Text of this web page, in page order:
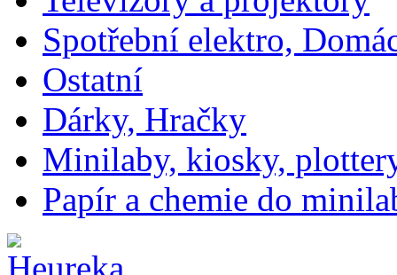
Spotřební elektro,
Ostatní
Dárky, Hračky
Minilaby, kiosky,
Papír a chemie do